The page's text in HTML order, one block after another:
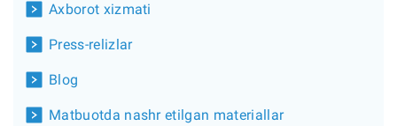
Axborot xizmati
Press-relizlar
Blog
Matbuotda nashr etilgan materiallar